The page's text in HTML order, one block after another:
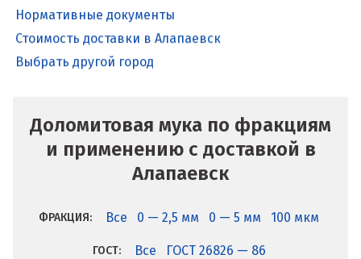
Нормативные документы
Стоимость доставки в Алапаевск
Выбрать другой город
Доломитовая мука по фракциям
и применению с доставкой в
Алапаевск
ФРАКЦИЯ: Все 0 — 2,5 мм 0 — 5 мм 100 мкм
ГОСТ: Все ГОСТ 26826 — 86